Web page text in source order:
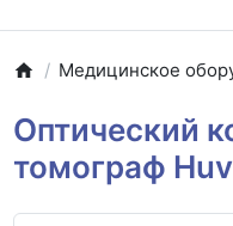
Медицинское
Оптический
томограф